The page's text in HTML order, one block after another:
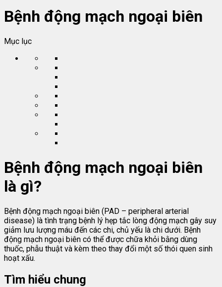
Bệnh động mạch ngoại biên
Mục lục
Bệnh động mạch ngoại biên
là gì?
Bệnh động mạch ngoại biên (PAD – peripheral arterial
disease) là tình trạng bệnh lý hẹp tắc lòng động mạch gây suy
giảm lưu lượng máu đến các chi, chủ yếu là chi dưới. Bệnh
động mạch ngoại biên có thể được chữa khỏi bằng dùng
thuốc, phẫu thuật và kèm theo thay đổi một số thói quen sinh
hoạt xấu.
Tìm hiểu chung